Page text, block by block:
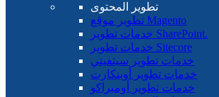
تطوير المحتوى
تطوير موقع Magento
خدمات تطوير SharePoint.
خدمات تطوير Sitecore
خدمات تطوير سيتفيتي
خدمات تطوير أوبنكارت
خدمات تطوير أومبراكو